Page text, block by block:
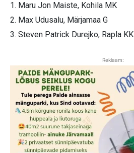
1. Maru Jon Maiste, Kohila MK
2. Max Udusalu, Märjamaa G
3. Steven Patrick Durejko, Rapla KK
Reklaam: